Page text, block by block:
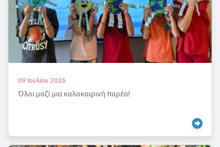
09 Ιουλίου 2026
Όλοι μαζί μια καλοκαιρινή παρέα!